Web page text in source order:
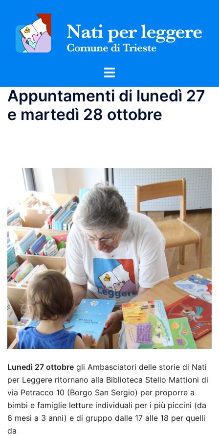
contenuto
Mostra/Nascondi
Appuntamenti di lunedì 27
e martedì 28 ottobre
Lunedì 27 ottobre gli Ambasciatori delle storie di Nati
per Leggere ritornano alla Biblioteca Stelio Mattioni di
via Petracco 10 (Borgo San Sergio) per proporre a
bimbi e famiglie letture individuali per i più piccini (da
6 mesi a 3 anni) e di gruppo dalle 17 alle 18 per quelli
da